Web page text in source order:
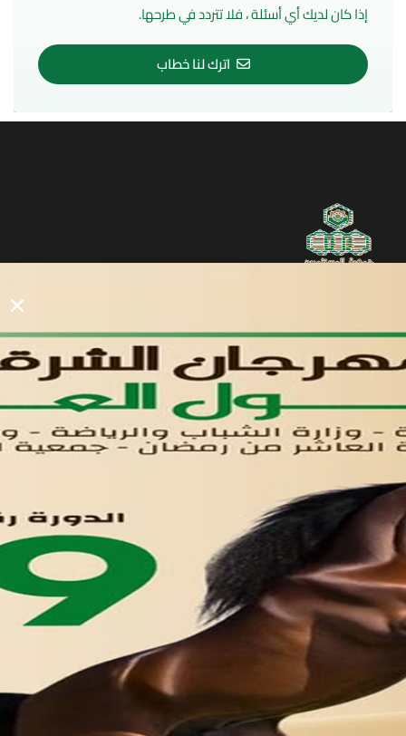
إذا كان لديك أي أسئلة ، فلا تتردد في طرحها.
اترك لنا خطاب
في مدينة العاشر من رمضان القوائم
لوحه التحكم
اتصل بنا
تواصل معنا
مدينة العاشر من رمضان
01221020029
055-4494429
055-4494406
info.triaeg@yahoo.com